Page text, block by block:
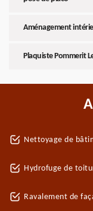
Aménagement
Plaquiste Pommerit
Nettoyage de
Hydrofuge de
Ravalement de